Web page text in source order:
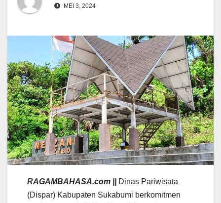
MEI 3, 2024
RAGAMBAHASA.com ||
Dinas Pariwisata
(Dispar) Kabupaten Sukabumi berkomitmen